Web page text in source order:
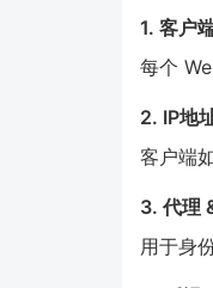
1. 客户
每个
2. IP地
客户端
3. 代理
用于身